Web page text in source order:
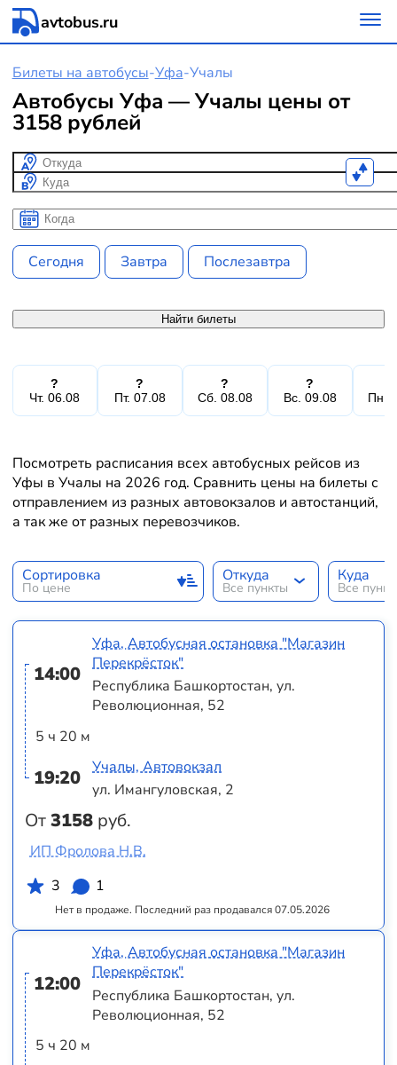
avtobus.ru
Билеты на автобусы-Уфа-Учалы
Автобусы Уфа — Учалы цены от
3158 рублей
Откуда
Куда
Когда
Когда
Сегодня Завтра Послезавтра
Найти билеты
?
Чт. 06.08
?
Пт. 07.08
?
Сб. 08.08
?
Вс. 09.08
Пн.
Посмотреть расписания всех автобусных рейсов из
Уфы в Учалы на 2026 год. Сравнить цены на билеты с
отправлением из разных автовокзалов и автостанций,
а так же от разных перевозчиков.
Сортировка
По цене
Откуда
Все пункты
Куда
Все
14:00
5 ч 20 м
19:20
От3158 руб.
Уфа, Автобусная остановка "Магазин
Перекрёсток"
Республика Башкортостан, ул.
Революционная, 52
Учалы, Автовокзал
ул. Имангуловская, 2
Нет в продаже. Последний раз продавался 07.05.2026
ИП Фролова Н.В.
3
1
12:00
5 ч 20 м
Уфа, Автобусная остановка "Магазин
Перекрёсток"
Республика Башкортостан, ул.
Революционная, 52